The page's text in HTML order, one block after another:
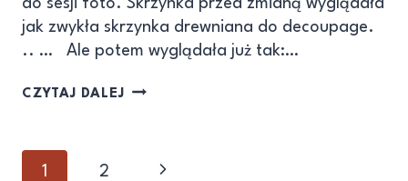
jak zwykła skrzynka drewniana do decoupage.
.. … Ale potem wyglądała już tak:…
CZYTAJ DALEJ
1 2